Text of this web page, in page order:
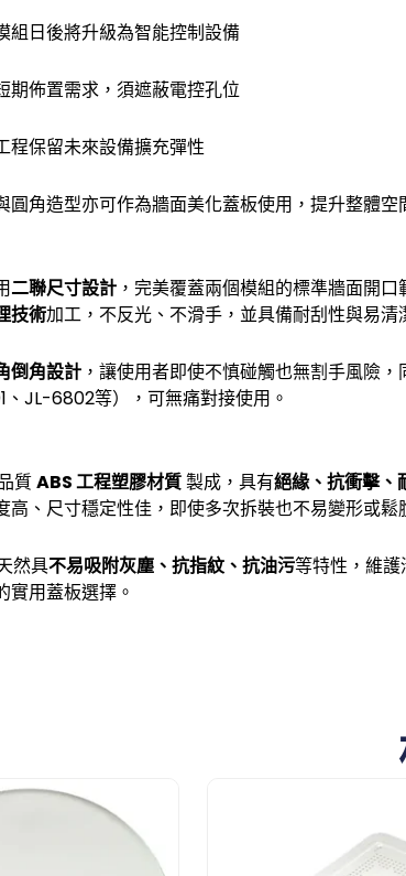
組日後將升級為智能控制設備
期佈置需求，須遮蔽電控孔位
程保留未來設備擴充彈性
圓角造型亦可作為牆面美化蓋板使用，提升整體空
二聯尺寸設計 ，完美覆蓋兩個模組的標準牆面開
技術加工，不反光、不滑手，並具備耐刮性與易清
倒角設計 ，讓使用者即使不慎碰觸也無割手風險
JL-6802等），可無痛對接使用。
質ABS 工程塑膠材質製成，具有絕緣、抗衝擊、
高、尺寸穩定性佳，即使多次拆裝也不易變形或鬆
然具不易吸附灰塵、抗指紋、抗油污等特性，維
實用蓋板選擇。